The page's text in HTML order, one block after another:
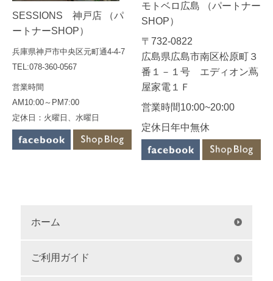
SESSIONS 神戸店 （パ
ートナーSHOP）
兵庫県神戸市中央区元町通4-4-7
TEL:078-360-0567
営業時間
AM10:00～PM7:00
定休日：火曜日、水曜日
モトベロ広島 （パートナー
SHOP）
〒732-0822
広島県広島市南区松原町３
番１－１号 エディオン蔦
屋家電１Ｆ
営業時間10:00~20:00
定休日年中無休
ホーム
ご利用ガイド